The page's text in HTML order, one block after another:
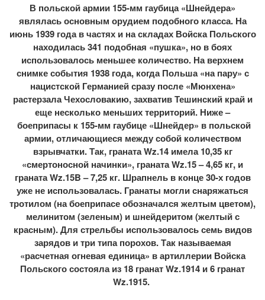
В польской армии 155-мм гаубица «Шнейдера»
являлась основным орудием подобного класса. На
июнь 1939 года в частях и на складах Войска Польского
находилась 341 подобная «пушка», но в боях
использовалось меньшее количество. На верхнем
снимке события 1938 года, когда Польша «на пару» с
нацистской Германией сразу после «Мюнхена»
растерзала Чехословакию, захватив Тешинский край и
еще несколько меньших территорий. Ниже –
боеприпасы к 155-мм гаубице «Шнейдер» в польской
армии, отличающиеся между собой количеством
взрывчатки. Так, граната Wz.14 имела 10,35 кг
«смертоносной начинки», граната Wz.15 – 4,65 кг, и
граната Wz.15B – 7,25 кг. Шрапнель в конце 30-х годов
уже не использовалась. Гранаты могли снаряжаться
тротилом (на боеприпасе обозначался желтым цветом),
мелинитом (зеленым) и шнейдеритом (желтый с
красным). Для стрельбы использовалось семь видов
зарядов и три типа порохов. Так называемая
«расчетная огневая единица» в артиллерии Войска
Польского состояла из 18 гранат Wz.1914 и 6 гранат
Wz.1915.